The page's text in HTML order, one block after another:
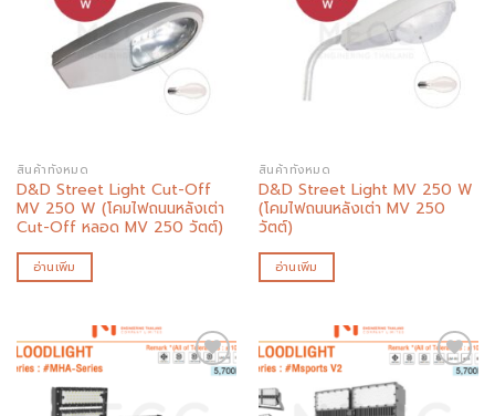
Add to
wishlist
สินค้าทั้งหมด
D&D Street Light Cut-Off
MV 250 W (โคมไฟถนนหลังเต่า
Cut-Off หลอด MV 250 วัตต์)
อ่านเพิ่ม
Add to
wishlist
สินค้าทั้งหมด
D&D Street Light MV 250 W
(โคมไฟถนนหลังเต่า MV 250
วัตต์)
อ่านเพิ่ม